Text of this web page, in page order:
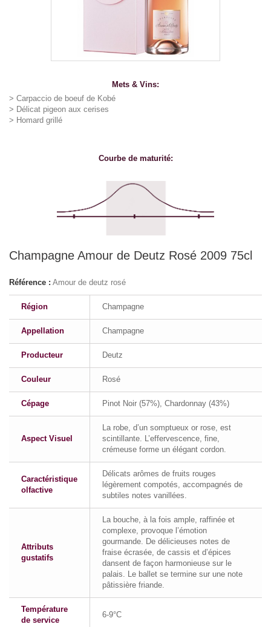
Mets & Vins:
> Carpaccio de boeuf de Kobé
> Délicat pigeon aux cerises
> Homard grillé
Courbe de maturité:
Champagne Amour de Deutz Rosé 2009 75cl
Référence : Amour de deutz rosé
Région Champagne
Appellation Champagne
Producteur Deutz
Couleur Rosé
Cépage Pinot Noir (57%), Chardonnay (43%)
Aspect Visuel
La robe, d’un somptueux or rose, est
scintillante. L’effervescence, fine,
crémeuse forme un élégant cordon.
Caractéristique
olfactive
Délicats arômes de fruits rouges
légèrement compotés, accompagnés de
subtiles notes vanillées.
Attributs
gustatifs
La bouche, à la fois ample, raffinée et
complexe, provoque l’émotion
gourmande. De délicieuses notes de
fraise écrasée, de cassis et d’épices
dansent de façon harmonieuse sur le
palais. Le ballet se termine sur une note
pâtissière friande.
Température
de service
6-9°C